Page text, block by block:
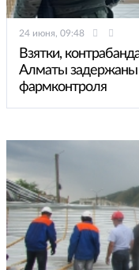
24 июня, 09:48
Взятки,
Алматы
фармконтроля